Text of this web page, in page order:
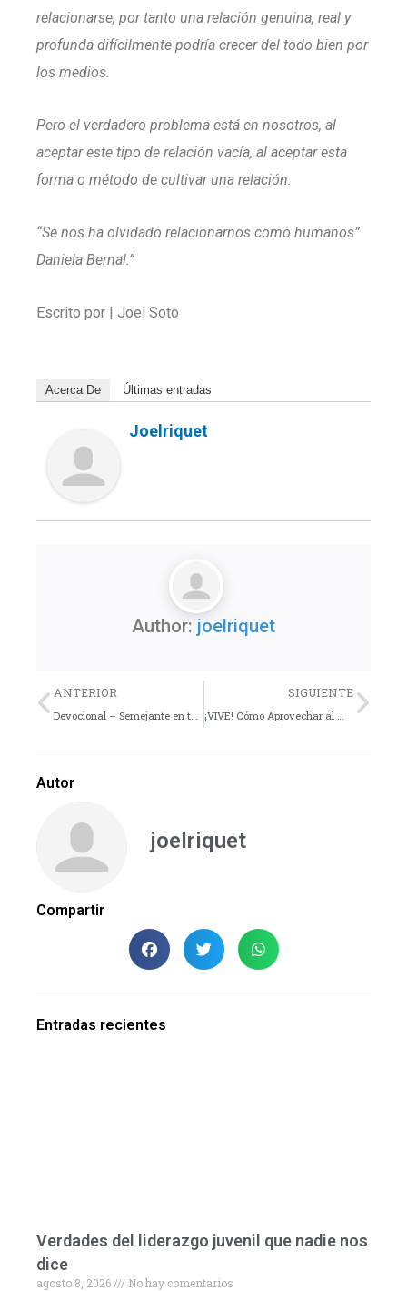
relacionarse, por tanto una relación genuina, real y
profunda difícilmente podría crecer del todo bien por
los medios.
Pero el verdadero problema está en nosotros, al
aceptar este tipo de relación vacía, al aceptar esta
forma o método de cultivar una relación.
“Se nos ha olvidado relacionarnos como humanos”
Daniela Bernal.”
Escrito por | Joel Soto
Acerca De Últimas entradas
Joelriquet
Author: joelriquet
Previo
ANTERIOR SIGUIENTE
Autor
joelriquet
Compartir
Entradas recientes
Verdades del liderazgo juvenil que nadie nos
dice
agosto 8, 2026
No hay comentarios